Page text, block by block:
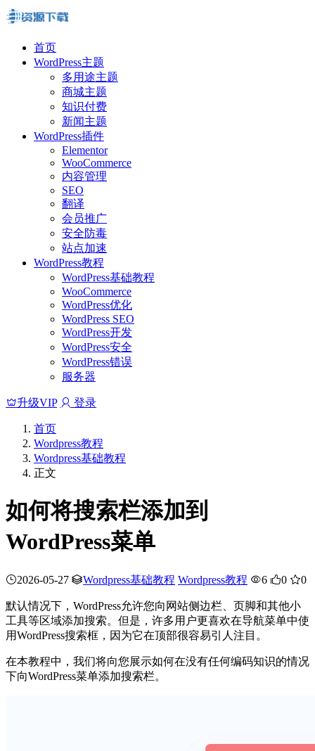
首页
WordPress主题
多用途主题
商城主题
知识付费
新闻主题
WordPress插件
Elementor
WooCommerce
内容管理
SEO
翻译
会员推广
安全防毒
站点加速
WordPress教程
WordPress基础教程
WooCommerce
WordPress优化
WordPress SEO
WordPress开发
WordPress安全
WordPress错误
服务器
升级VIP 登录
首页
Wordpress教程
Wordpress基础教程
正文
如何将搜索栏添加到
WordPress菜单
2026-05-27 Wordpress基础教程 Wordpress教程 6 0 0
默认情况下，WordPress允许您向网站侧边栏、页脚和其他小
工具等区域添加搜索。但是，许多用户更喜欢在导航菜单中使
用WordPress搜索框，因为它在顶部很容易引人注目。
在本教程中，我们将向您展示如何在没有任何编码知识的情况
下向WordPress菜单添加搜索栏。